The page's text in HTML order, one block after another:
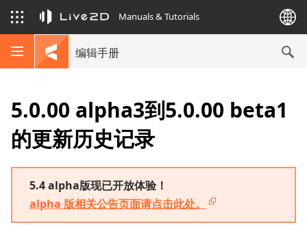
Manuals & Tutorials
编辑手册
5.0.00 alpha3到5.0.00 beta1
的更新历史记录
5.4 alpha版现已开放体验！
alpha 版相关公告页面请点击此处。